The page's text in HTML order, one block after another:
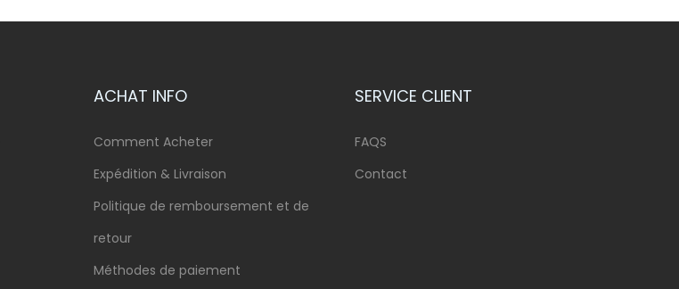
ACHAT INFO
Comment Acheter
Expédition & Livraison
Politique de remboursement et de
retour
Méthodes de paiement
SERVICE CLIENT
FAQS
Contact